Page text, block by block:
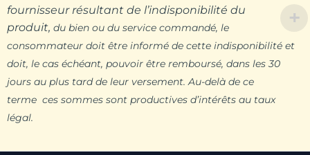
fournisseur résultant de l’indisponibilité du
produit, du bien ou du service commandé, le
consommateur doit être informé de cette indisponibilité et
doit, le cas échéant, pouvoir être remboursé, dans les 30
jours au plus tard de leur versement. Au-delà de ce
terme ces sommes sont productives d’intérêts au taux
légal.